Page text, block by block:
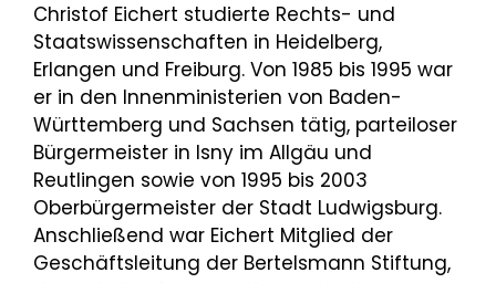
Christof Eichert studierte Rechts- und
Staatswissenschaften in Heidelberg,
Erlangen und Freiburg. Von 1985 bis 1995 war
er in den Innenministerien von Baden-
Württemberg und Sachsen tätig, parteiloser
Bürgermeister in Isny im Allgäu und
Reutlingen sowie von 1995 bis 2003
Oberbürgermeister der Stadt Ludwigsburg.
Anschließend war Eichert Mitglied der
Geschäftsleitung der Bertelsmann Stiftung,